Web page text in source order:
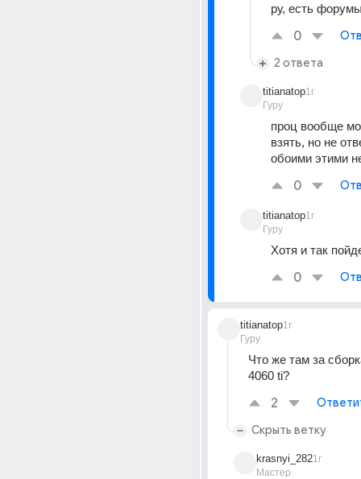
ру, есть
0
2 ответа
titianatop
Гуру
1г
проц вообще
взять, но не
обоими этими
0
titianatop
Гуру
1г
Хотя и так
0
titianatop
Гуру
1г
Что же там за
4060 ti?
2
Скрыть ветку
krasnyi_282
Мастер
1г